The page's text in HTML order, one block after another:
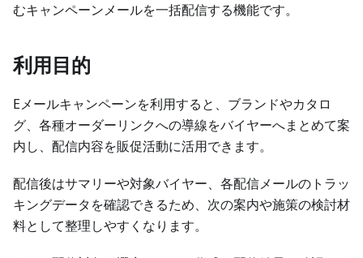
むキャンペーンメールを一括配信する機能です。
利用目的
Eメールキャンペーンを利用すると、ブランドやカタロ
グ、各種オーダーリンクへの導線をバイヤーへまとめて案
内し、配信内容を販促活動に活用できます。
配信後はサマリーや対象バイヤー、各配信メールのトラッ
キングデータを確認できるため、次の案内や施策の検討材
料として整理しやすくなります。